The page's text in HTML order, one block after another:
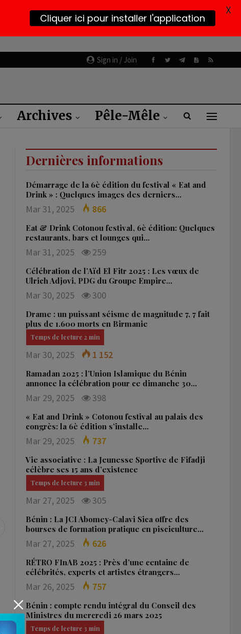
Sign in / Join
Archives Pêle-Mêle
Dernières informations
Démarrage de la 6è édition du festival « Eat and
Drink » : Quelques images des derniers…
Mar 31, 2025 866
Eat & Drink Cotonou festival, 6è édition: Quelques
restaurants, bars et lounges qui…
Mar 31, 2025 259
Célébration de l’Aïd El Fitr 2025 : Les vœux de
Ulrich Adjovi, PDG du Groupe Empire…
Mar 30, 2025 300
Drame : un puissant séisme de magnitude 7, 7 fait
plus de 1.600 morts en Birmanie
Mar 30, 2025 1 152
Ramadan 2025 : l’Union Islamique du Bénin
annonce la célébration pour ce dimanche 30…
Mar 29, 2025 398
« Eat and Drink » Cotonou festival au palais des
congrès: la 6è édition s’installe…
Mar 29, 2025 737
Vie associative : La Jeunesse Sportive de Fifadji
célèbre ses 15 ans d’existence
Mar 27, 2025 305
Bénin : La JCI Abomey-Calavi Sica offre des
bourses de formation pratique en pisciculture…
Mar 27, 2025 626
RÉTRO FInAB 2025 : Près d’une centaine de
célébrités, experts et artistes étrangers…
Mar 26, 2025 757
Bénin : compte rendu intégral du Conseil des
Ministres du mercredi 26 mars 2025
Cliquer ici pour installer l'application X